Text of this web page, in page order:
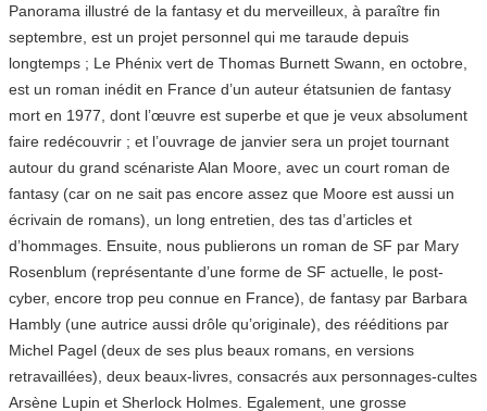
Panorama illustré de la fantasy et du merveilleux, à paraître fin
septembre, est un projet personnel qui me taraude depuis
longtemps ; Le Phénix vert de Thomas Burnett Swann, en octobre,
est un roman inédit en France d’un auteur étatsunien de fantasy
mort en 1977, dont l’œuvre est superbe et que je veux absolument
faire redécouvrir ; et l’ouvrage de janvier sera un projet tournant
autour du grand scénariste Alan Moore, avec un court roman de
fantasy (car on ne sait pas encore assez que Moore est aussi un
écrivain de romans), un long entretien, des tas d’articles et
d’hommages. Ensuite, nous publierons un roman de SF par Mary
Rosenblum (représentante d’une forme de SF actuelle, le post-
cyber, encore trop peu connue en France), de fantasy par Barbara
Hambly (une autrice aussi drôle qu’originale), des rééditions par
Michel Pagel (deux de ses plus beaux romans, en versions
retravaillées), deux beaux-livres, consacrés aux personnages-cultes
Arsène Lupin et Sherlock Holmes. Egalement, une grosse